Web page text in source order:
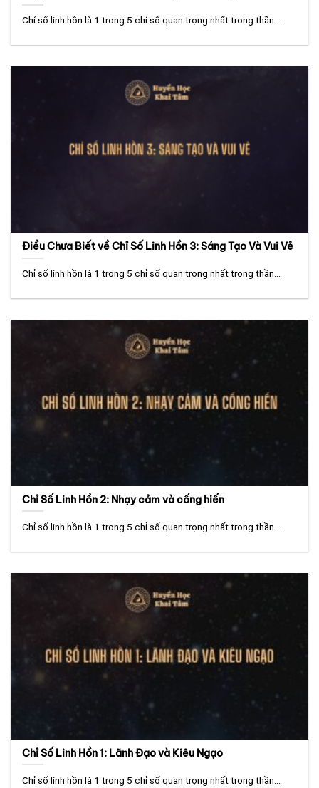
Chỉ số linh hồn là 1 trong 5 chỉ số quan trọng nhất trong thần...
Điều Chưa Biết về Chỉ Số Linh Hồn 3: Sáng Tạo Và Vui Vẻ
Chỉ số linh hồn là 1 trong 5 chỉ số quan trọng nhất trong thần...
Chỉ Số Linh Hồn 2: Nhạy cảm và cống hiến
Chỉ số linh hồn là 1 trong 5 chỉ số quan trọng nhất trong thần...
Chỉ Số Linh Hồn 1: Lãnh Đạo và Kiêu Ngạo
Chỉ số linh hồn là 1 trong 5 chỉ số quan trọng nhất trong thần...